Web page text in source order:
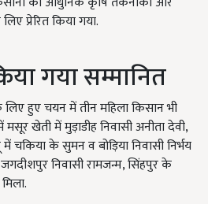
प्रेरित किया गया.
गया सम्मानित
हुए चयन में तीन महिला किसान भी
खेती में मुड़ाडीह निवासी अनीता देवी,
चकिया के सुमन व बोड़िया निवासी निर्भय
निवासी रामजन्म, सिंहपुर के